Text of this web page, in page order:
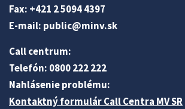
Fax: +421 2 5094 4397
E-mail: public@minv.sk
Call centrum:
Telefón: 0800 222 222
Nahlásenie problému:
Kontaktný formulár Call Centra MV SR